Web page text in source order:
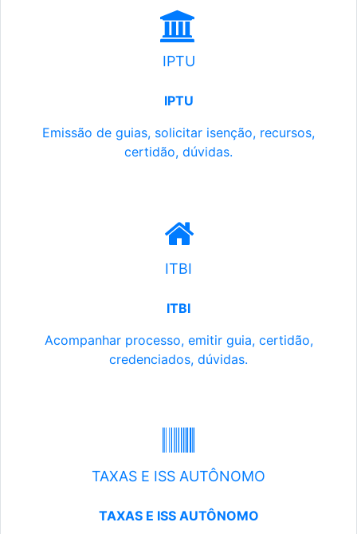
IPTU
IPTU
Emissão de guias, solicitar isenção, recursos,
certidão, dúvidas.
ITBI
ITBI
Acompanhar processo, emitir guia, certidão,
credenciados, dúvidas.
TAXAS E ISS AUTÔNOMO
TAXAS E ISS AUTÔNOMO